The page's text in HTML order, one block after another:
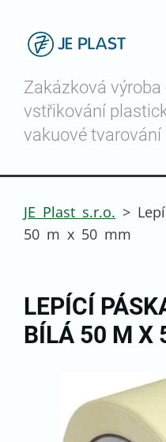
Zakázková výroba
vstřikování
vakuové tvarování
JE Plast s.r.o. >
50 m x 50 mm
LEPÍCÍ
BÍLÁ 50 M X